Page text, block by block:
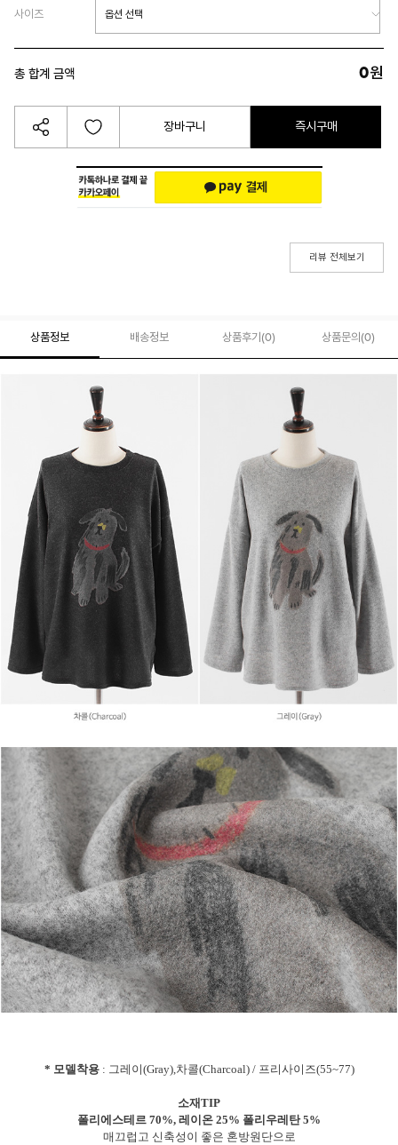
사이즈
총 합계 금액 0원
장바구니 즉시구매
리뷰 전체보기
상품정보 배송정보 상품후기(0) 상품문의 (0)
* 모델착용: 그레이(Gray),차콜(Charcoal) / 프리사이즈(55~77)
소재TIP
폴리에스테르 70%, 레이온 25% 폴리우레탄 5%
매끄럽고 신축성이 좋은 혼방원단으로